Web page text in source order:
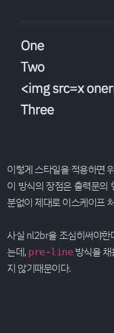
이렇게 스타일을 적용하면
이 방식의 장점은 출력문의
분없이 제대로 이스케이프
사실 nl2br을 조심히써야한
는데, pre-line방식을 채
지 않기때문이다.